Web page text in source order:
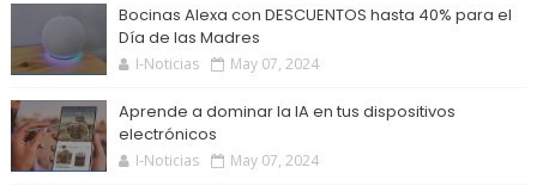
Bocinas Alexa con DESCUENTOS hasta 40% para el
Día de las Madres
I-Noticias May 07, 2024
Aprende a dominar la IA en tus dispositivos
electrónicos
I-Noticias May 07, 2024